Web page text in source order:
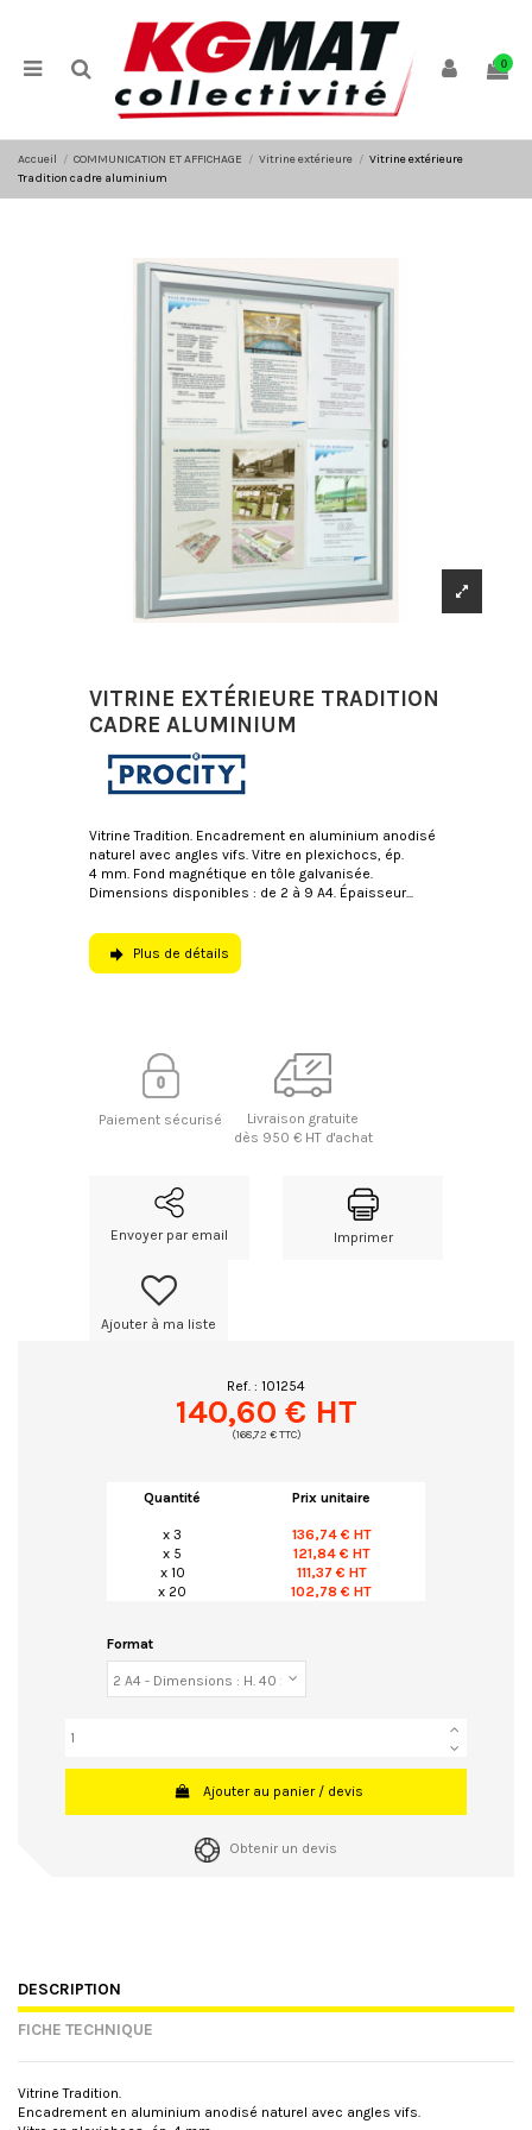
0
Accueil COMMUNICATION ET AFFICHAGE Vitrine extérieure
Vitrine extérieure
Tradition cadre aluminium
VITRINE EXTÉRIEURE TRADITION
CADRE ALUMINIUM
Vitrine Tradition. Encadrement en aluminium anodisé
naturel avec angles vifs. Vitre en plexichocs, ép.
4 mm. Fond magnétique en tôle galvanisée.
Dimensions disponibles : de 2 à 9 A4. Épaisseur...
Plus de détails
Paiement sécurisé
Livraison gratuite
dès 950 € HT d'achat
Envoyer par email Imprimer
Ajouter à ma liste
Ref. : 101254
140,60 € HT
(168,72 € TTC)
Quantité Prix unitaire
x 3
136,74 € HT
x 5
121,84 € HT
x 10
111,37 € HT
x 20
102,78 € HT
Format
Ajouter au panier / devis
Obtenir un devis
DESCRIPTION
FICHE TECHNIQUE
Vitrine Tradition.
Encadrement en aluminium anodisé naturel avec angles vifs.